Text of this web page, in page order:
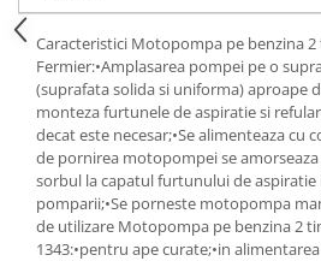
Suflante si aspiratoare exterior
Unelte altoit
Unelte manuale de gradina -
Stropitori
Folie si plase pt plante
Masini de maturat manuale
Masini batut stalpi
Caracteristici Motopompa pe benzina
Fermier:•Amplasarea pompei pe o
(suprafata solida si uniforma) aproape
monteza furtunele de aspiratie si
decat este necesar;•Se alimenteaza cu
de pornirea motopompei se
sorbul la capatul furtunului de aspiratie
pomparii;•Se porneste motopompa
de utilizare Motopompa pe benzina 2
1343:•pentru ape curate;•in